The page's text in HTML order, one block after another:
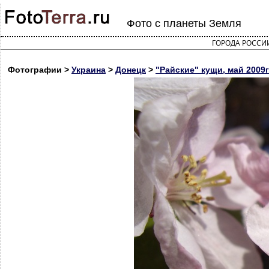
Фото с планеты Земля
ГОРОДА
Фотографии > Украина > Донецк > "Райские" кущи, май